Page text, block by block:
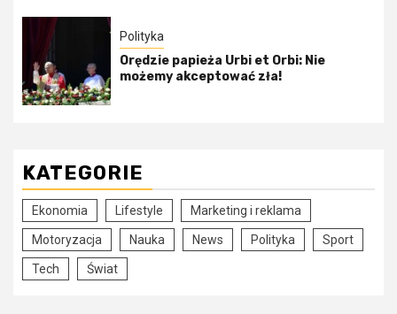
Polityka
Orędzie papieża Urbi et Orbi: Nie
możemy akceptować zła!
KATEGORIE
Ekonomia Lifestyle Marketing i reklama
Motoryzacja Nauka News Polityka Sport
Tech Świat